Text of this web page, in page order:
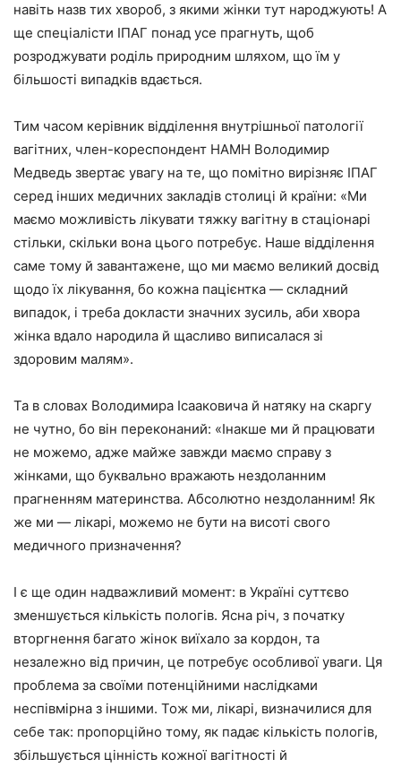
навіть назв тих хвороб, з якими жінки тут народжують! А
ще спеціалісти ІПАГ понад усе прагнуть, щоб
розроджувати роділь природним шляхом, що їм у
більшості випадків вдається.
Тим часом керівник відділення внутрішньої патології
вагітних, член-кореспондент НАМН Володимир
Медведь звертає увагу на те, що помітно вирізняє ІПАГ
серед інших медичних закладів столиці й країни: «Ми
маємо можливість лікувати тяжку вагітну в стаціонарі
стільки, скільки вона цього потребує. Наше відділення
саме тому й завантажене, що ми маємо великий досвід
щодо їх лікування, бо кожна пацієнтка — складний
випадок, і треба докласти значних зусиль, аби хвора
жінка вдало народила й щасливо виписалася зі
здоровим малям».
Та в словах Володимира Ісааковича й натяку на скаргу
не чутно, бо він переконаний: «Інакше ми й працювати
не можемо, адже майже завжди маємо справу з
жінками, що буквально вражають нездоланним
прагненням материнства. Абсолютно нездоланним! Як
же ми — лікарі, можемо не бути на висоті свого
медичного призначення?
І є ще один надважливий момент: в Україні суттєво
зменшується кількість пологів. Ясна річ, з початку
вторгнення багато жінок виїхало за кордон, та
незалежно від причин, це потребує особливої уваги. Ця
проблема за своїми потенційними наслідками
неспівмірна з іншими. Тож ми, лікарі, визначилися для
себе так: пропорційно тому, як падає кількість пологів,
збільшується цінність кожної вагітності й